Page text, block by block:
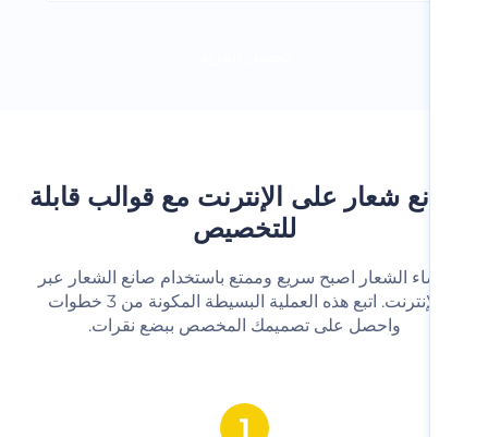
شعار على الإنترنت مع قوالب قابلة
للتخصيص
الشعار اصبح سريع وممتع باستخدام صانع الشعار عبر
الإنترنت. اتبع هذه العملية البسيطة المكونة من 3 خطوات
واحصل على تصميمك المخصص ببضع نقرات.‬